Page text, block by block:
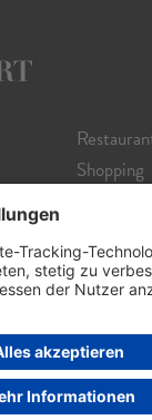
Shopping
Service